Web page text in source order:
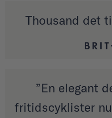
Thousand det
”En elegant
fritidscyklister